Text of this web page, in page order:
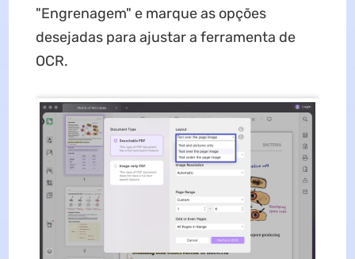
"Engrenagem" e marque as opções
desejadas para ajustar a ferramenta de
OCR.